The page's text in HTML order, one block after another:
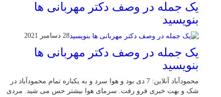
یک جمله در وصف دکتر مهربانی ها
بنویسید
28 دسامبر 2021
یک جمله در وصف دکتر مهربانی ها
بنویسید
محمودآباد آنلاین: 7 دی بود و هوا سرد و به یکباره تمام محمودآباد در
شک و بهت خبری فرو رفت. سرمای هوا بیشتر حس می شید. مردی